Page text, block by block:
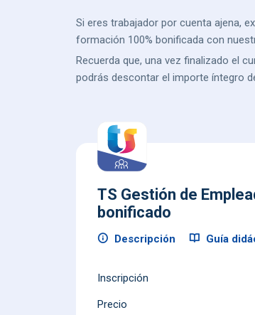
Si eres trabajador por cuenta ajena,
formación 100% bonificada con
Recuerda que, una vez finalizado el
podrás descontar el importe íntegro
TS Gestión de
bonificado
Descripción Guía
Inscripción
Precio